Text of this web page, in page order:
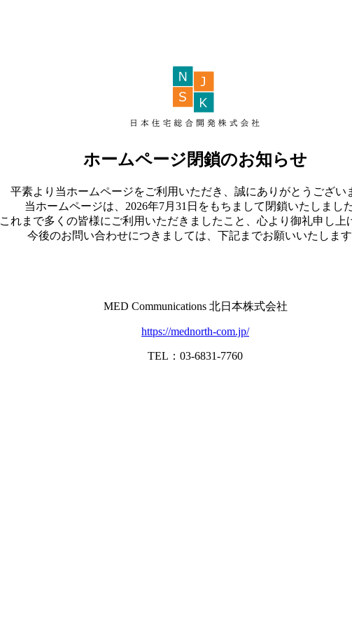
ホームページ閉鎖のお知らせ
平素より当ホームページをご利用いただき、誠にありがとうござい
当ホームページは、2026年7月31日をもちまして閉鎖いたしました
これまで多くの皆様にご利用いただきましたこと、心より御礼申し上
今後のお問い合わせにつきましては、下記までお願いいたします
MED Communications 北日本株式会社
https://mednorth-com.jp/
TEL：03-6831-7760